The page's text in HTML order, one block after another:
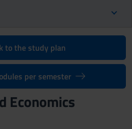
to the study plan
per semester
Economics